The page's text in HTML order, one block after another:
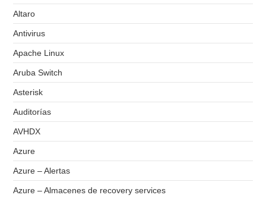
Altaro
Antivirus
Apache Linux
Aruba Switch
Asterisk
Auditorías
AVHDX
Azure
Azure – Alertas
Azure – Almacenes de recovery services